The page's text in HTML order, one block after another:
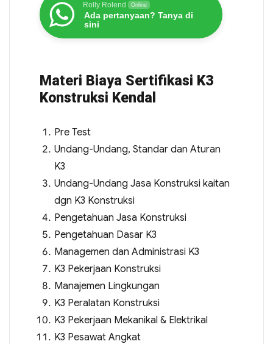
Rolly Rolend Online
Ada pertanyaan? Tanya di
sini
Materi Biaya Sertifikasi K3
Konstruksi Kendal
Pre Test
Undang-Undang, Standar dan Aturan
K3
Undang-Undang Jasa Konstruksi kaitan
dgn K3 Konstruksi
Pengetahuan Jasa Konstruksi
Pengetahuan Dasar K3
Managemen dan Administrasi K3
K3 Pekerjaan Konstruksi
Manajemen Lingkungan
K3 Peralatan Konstruksi
K3 Pekerjaan Mekanikal & Elektrikal
K3 Pesawat Angkat